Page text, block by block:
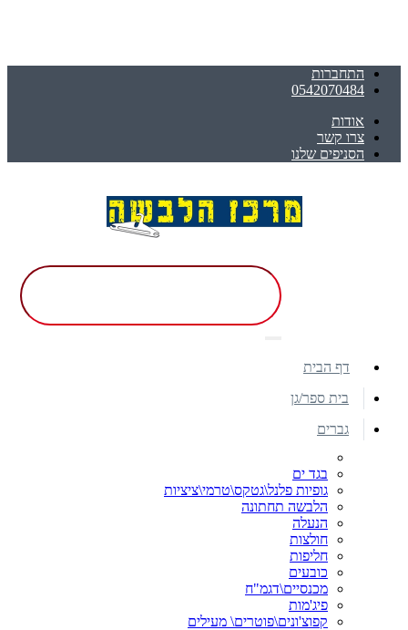
התחברות
0542070484
אודות
צרו קשר
הסניפים שלנו
דף הבית
בית ספר/גן
גברים
בגד ים
גופיות פלנל\גטקס\טרמי\ציציות
הלבשה תחתונה
הנעלה
חולצות
חליפות
כובעים
מכנסיים\דגמ"ח
פיג'מות
קפוצ'ונים\פוטרים\ מעילים